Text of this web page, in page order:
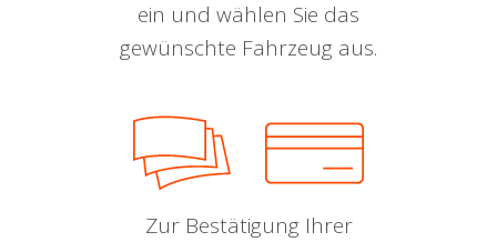
ein und wählen Sie das
gewünschte Fahrzeug aus.
Zur Bestätigung Ihrer